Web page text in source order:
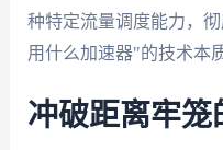
种特定流量调度能力，
用什么加速器"的技术本质
冲破距离牢笼